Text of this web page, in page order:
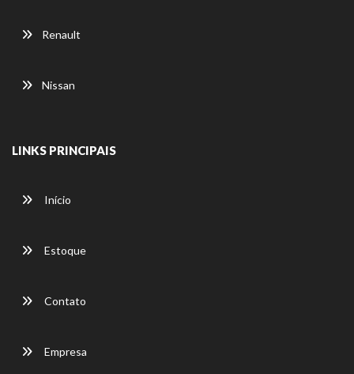
Renault
Nissan
LINKS PRINCIPAIS
Início
Estoque
Contato
Empresa